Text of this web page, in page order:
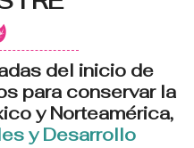
del inicio de
para conservar la
y Norteamérica,
y Desarrollo